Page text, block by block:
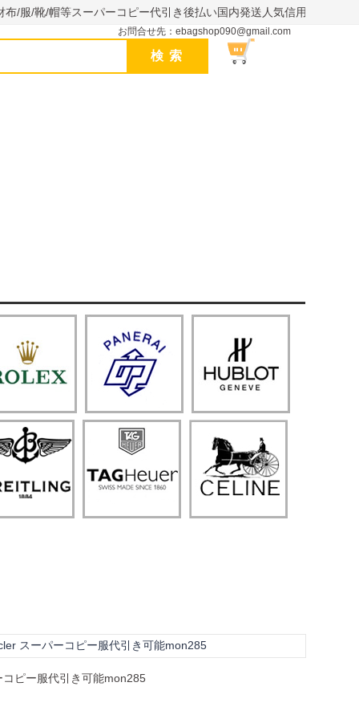
/服/靴/帽等スーパーコピー代引き後払い国内発送人気信用できるサ
お問合せ先：ebagshop090@gmail.com
スーパーコピー服代引き可能mon285
ピー服代引き可能mon285